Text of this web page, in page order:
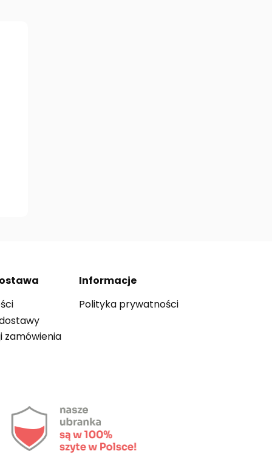
zamówienia
Informacje
Polityka prywatności